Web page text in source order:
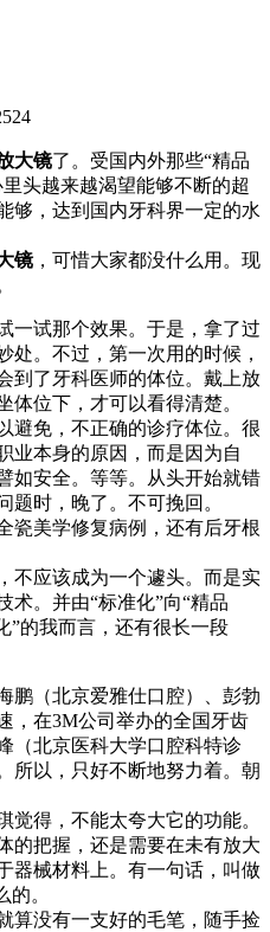
大镜了。受国内外那些“精品
头越来越渴望能够不断的超
够，达到国内牙科界一定的水
镜，可惜大家都没什么用。现
一试那个效果。于是，拿了过
处。不过，第一次用的时候，
到了牙科医师的体位。戴上放
体位下，才可以看得清楚。
避免，不正确的诊疗体位。很
业本身的原因，而是因为自
如安全。等等。从头开始就错
题时，晚了。不可挽回。
瓷美学修复病例，还有后牙根
不应该成为一个遽头。而是实
术。并由“标准化”向“精品
”的我而言，还有很长一段
（北京爱雅仕口腔）、彭勃
，在3M公司举办的全国牙齿
（北京医科大学口腔科特诊
所以，只好不断地努力着。朝
得，不能太夸大它的功能。
的把握，还是需要在未有放大
器械材料上。有一句话，叫做
。
算没有一支好的毛笔，随手捡